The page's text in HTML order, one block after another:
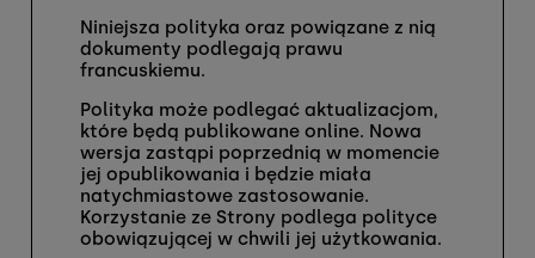
Niniejsza polityka oraz powiązane z nią
dokumenty podlegają prawu
francuskiemu.
Polityka może podlegać aktualizacjom,
które będą publikowane online. Nowa
wersja zastąpi poprzednią w momencie
jej opublikowania i będzie miała
natychmiastowe zastosowanie.
Korzystanie ze Strony podlega polityce
obowiązującej w chwili jej użytkowania.